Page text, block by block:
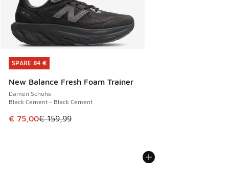
SPARE 84 €
New Balance Fresh Foam Trainer
Damen Schuhe
Black Cement - Black Cement
Dieser Artikel ist im Sale. Der Preis ist von € 159,99 auf €
€ 75,00€ 159,99
SPARE 84 €